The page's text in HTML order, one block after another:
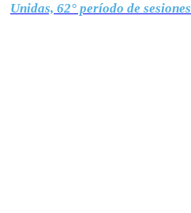
Unidas, 62° período de sesiones